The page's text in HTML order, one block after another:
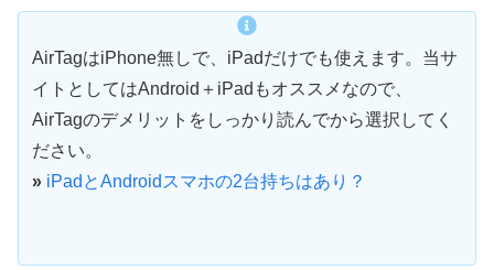
AirTagはiPhone無しで、iPadだけでも使えます。当サ
イトとしてはAndroid＋iPadもオススメなので、
AirTagのデメリットをしっかり読んでから選択してく
ださい。
» iPadとAndroidスマホの2台持ちはあり？